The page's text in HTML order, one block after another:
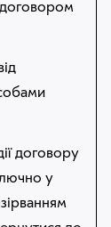
договору
у